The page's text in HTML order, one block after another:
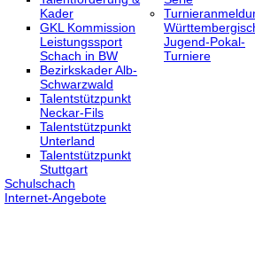
Kader
GKL Kommission
Leistungssport
Schach in BW
Bezirkskader Alb-
Schwarzwald
Talentstützpunkt
Neckar-Fils
Talentstützpunkt
Unterland
Talentstützpunkt
Stuttgart
Schulschach
Internet-Angebote
Jugend-Pokal-
Turniere